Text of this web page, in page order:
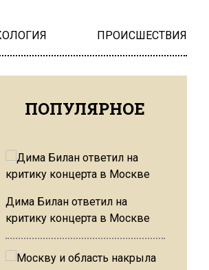
ПРОИСШЕСТВИЯ
ПОПУЛЯРНОЕ
Дима Билан ответил на
критику концерта в Москве